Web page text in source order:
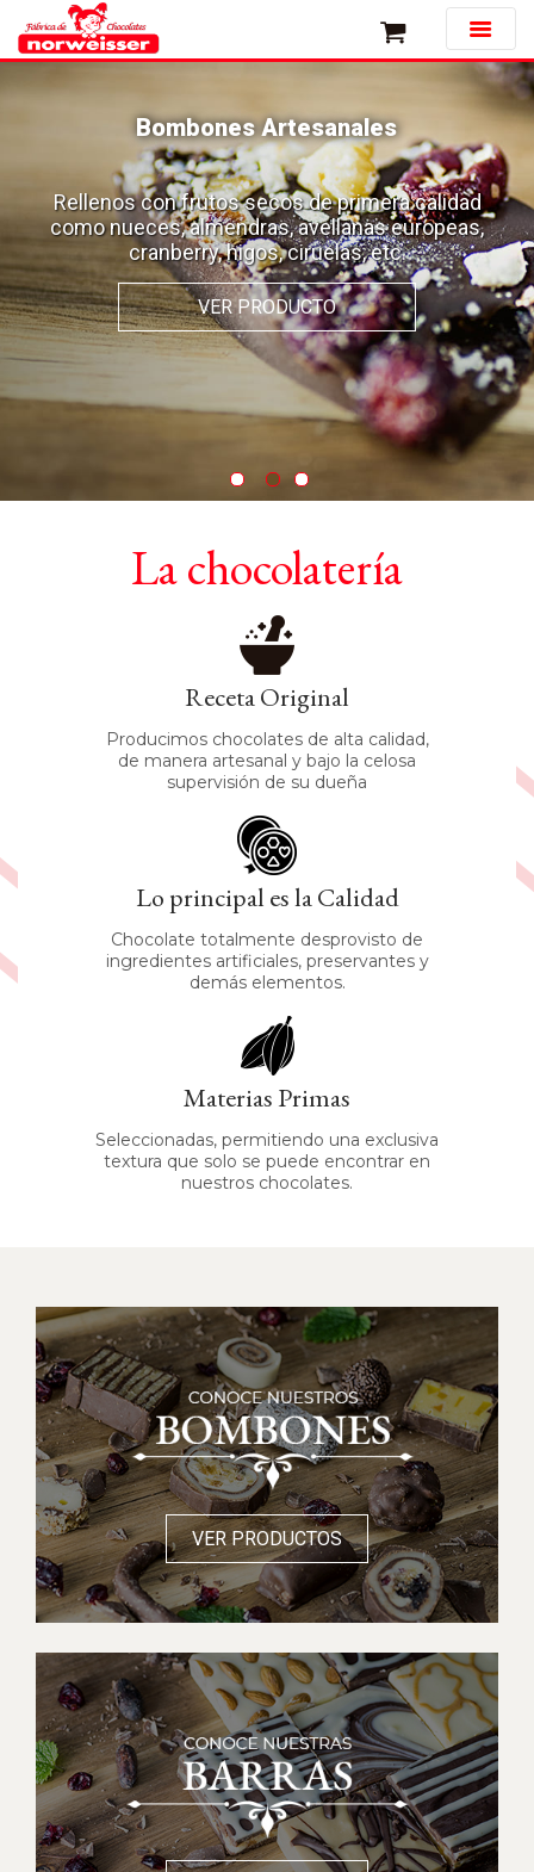
Bombones Artesanales
Rellenos con frutos secos de primera calidad
como nueces, almendras, avellanas europeas,
cranberry, higos, ciruelas, etc.
VER PRODUCTO
textura.
En Norweisser lo principal es
Producimos de manera artesanal
alta calidad, siempre utilizando
seleccionadas, que permite una
textura que solo se puede encontrar
chocolates.
VER PRODUCTO
La chocolatería
Receta Original
Producimos chocolates de alta calidad,
de manera artesanal y bajo la celosa
supervisión de su dueña
Lo principal es la Calidad
Chocolate totalmente desprovisto de
ingredientes artificiales, preservantes y
demás elementos.
Materias Primas
Seleccionadas, permitiendo una exclusiva
textura que solo se puede encontrar en
nuestros chocolates.
VER PRODUCTOS